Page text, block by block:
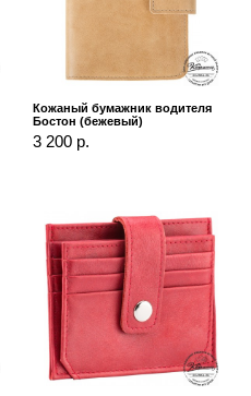
Кожаный бумажник водителя
Бостон (бежевый)
3 200 р.